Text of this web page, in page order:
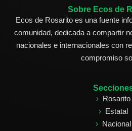
Sobre Ecos de
Ecos de Rosarito es una fuente
comunidad, dedicada a compartir
nacionales e internacionales con
compromiso
Rosarito
Estatal
Nacional